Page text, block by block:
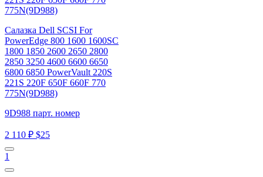
Салазка Dell SCSI For
PowerEdge 800 1600 1600SC
1800 1850 2600 2650 2800
2850 3250 4600 6600 6650
6800 6850 PowerVault 220S
221S 220F 650F 660F 770
775N(9D988)
9D988 парт. номер
2 110 ₽ $25
1